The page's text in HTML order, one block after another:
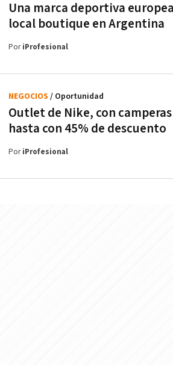
Una marca deportiva
local boutique en Argentina
PoriProfesional
Outlet de Nike, con
hasta con 45% de descuento
NEGOCIOS / Oportunidad
PoriProfesional